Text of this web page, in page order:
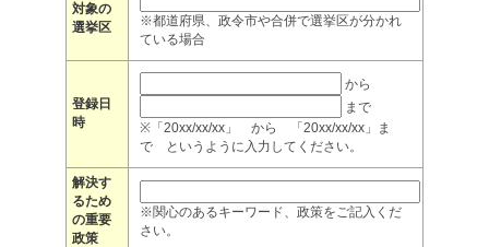
対象の
選挙区
※都道府県、政令市や合併で選挙区が分かれ
ている場合
登録日
時
から
まで
※「20xx/xx/xx」 から 「20xx/xx/xx」ま
で というように入力してください。
解決す
るため
の重要
政策
※関心のあるキーワード、政策をご記入くだ
さい。